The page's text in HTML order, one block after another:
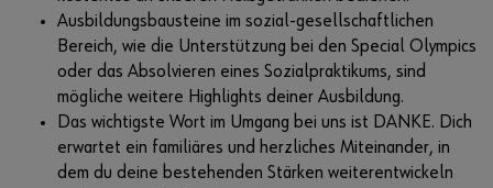
Ausbildungsbausteine im sozial-gesellschaftlichen
Bereich, wie die Unterstützung bei den Special Olympics
oder das Absolvieren eines Sozialpraktikums, sind
mögliche weitere Highlights deiner Ausbildung.
Das wichtigste Wort im Umgang bei uns ist DANKE. Dich
erwartet ein familiäres und herzliches Miteinander, in
dem du deine bestehenden Stärken weiterentwickeln